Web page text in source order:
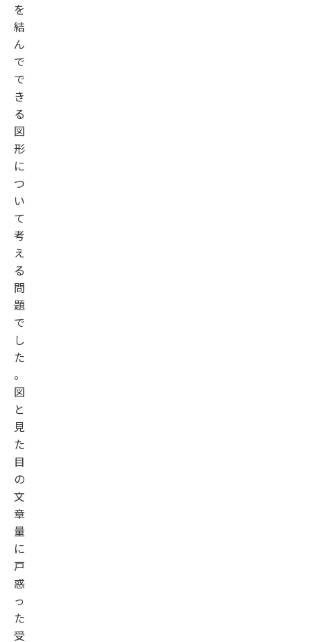
を
結
ん
で
で
き
る
図
形
に
つ
い
て
考
え
る
問
題
で
し
た
。
図
と
見
た
目
の
文
章
量
に
戸
惑
っ
た
受